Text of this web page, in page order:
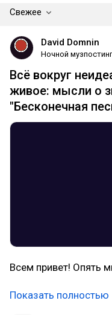
Свежее
David Domnin
Ночной музпостинг
Всё вокруг
живое: мысли о
"Бесконечная
Всем привет! Опять
Показать полностью